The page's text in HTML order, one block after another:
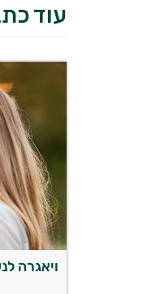
עוד
ויאגרה